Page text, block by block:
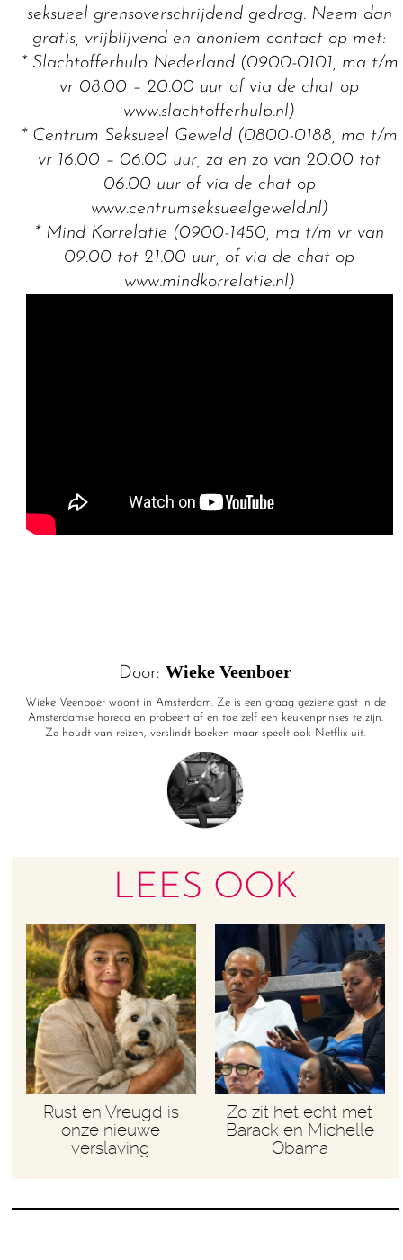
seksueel grensoverschrijdend gedrag. Neem dan
gratis, vrijblijvend en anoniem contact op met:
* Slachtofferhulp Nederland (0900-0101, ma t/m
vr 08.00 – 20.00 uur of via de chat op
www.slachtofferhulp.nl)
* Centrum Seksueel Geweld (0800-0188, ma t/m
vr 16.00 – 06.00 uur, za en zo van 20.00 tot
06.00 uur of via de chat op
www.centrumseksueelgeweld.nl)
* Mind Korrelatie (0900-1450, ma t/m vr van
09.00 tot 21.00 uur, of via de chat op
www.mindkorrelatie.nl)
Door: Wieke Veenboer
Wieke Veenboer woont in Amsterdam. Ze is een graag geziene gast in de
Amsterdamse horeca en probeert af en toe zelf een keukenprinses te zijn.
Ze houdt van reizen, verslindt boeken maar speelt ook Netflix uit.
LEES OOK
Rust en Vreugd is
onze nieuwe
verslaving
Zo zit het echt met
Barack en Michelle
Obama